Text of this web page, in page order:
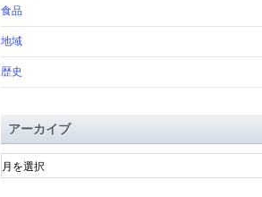
食品
地域
歴史
アーカイブ
ア
ー